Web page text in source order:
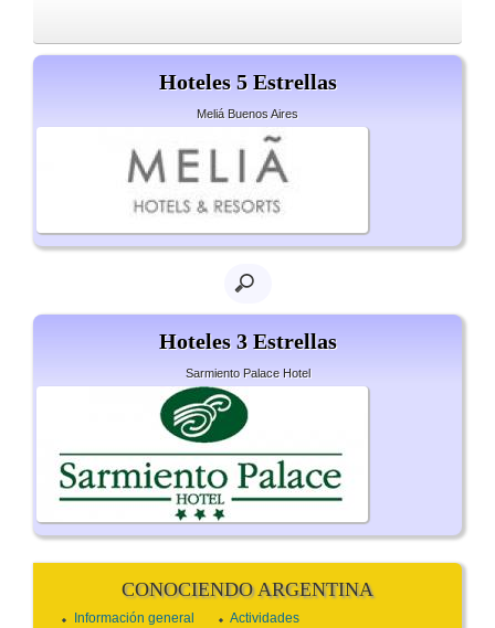
Hoteles 5 Estrellas
Meliá Buenos Aires
Hoteles 3 Estrellas
Sarmiento Palace Hotel
CONOCIENDO ARGENTINA
Información general
Actividades